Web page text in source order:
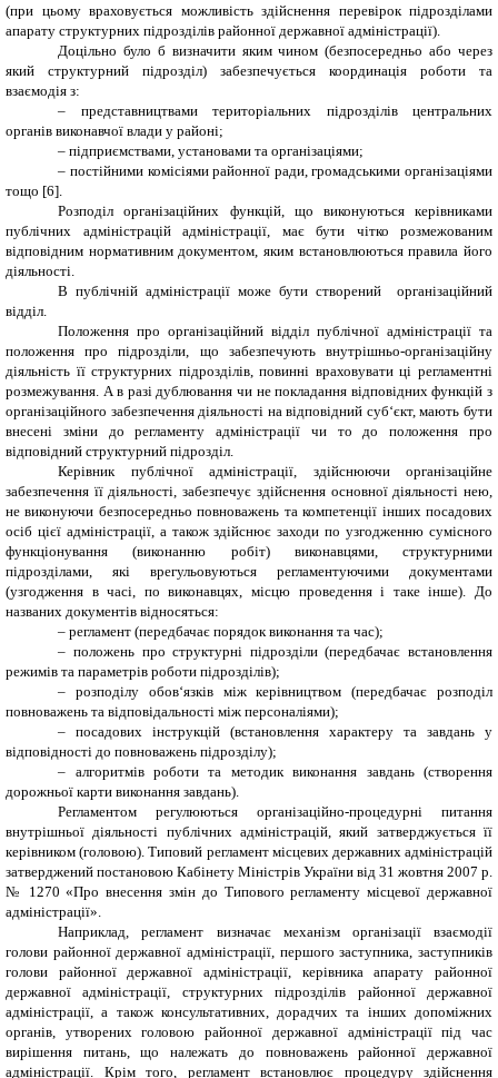
(при цьому враховується можливість здійснення перевірок підрозділами
апарату структурних підрозділів районної державної адміністрації).
Доцільно було б визначити яким чином (безпосередньо або через
який структурний підрозділ) забезпечується координація роботи та
взаємодія з:
– представництвами територіальних підрозділів центральних
органів виконавчої влади у районі;
– підприємствами, установами та організаціями;
– постійними комісіями районної ради, громадськими організаціями
тощо [6].
Розподіл організаційних функцій, що виконуються керівниками
публічних адміністрацій адміністрації, має бути чітко розмежованим
відповідним нормативним документом, яким встановлюються правила його
діяльності.
В публічній адміністрації може бути створений організаційний
відділ.
Положення про організаційний відділ публічної адміністрації та
положення про підрозділи, що забезпечують внутрішньо-організаційну
діяльність її структурних підрозділів, повинні враховувати ці регламентні
розмежування. А в разі дублювання чи не покладання відповідних функцій з
організаційного забезпечення діяльності на відповідний суб‘єкт, мають бути
внесені зміни до регламенту адміністрації чи то до положення про
відповідний структурний підрозділ.
Керівник публічної адміністрації, здійснюючи організаційне
забезпечення її діяльності, забезпечує здійснення основної діяльності нею,
не виконуючи безпосередньо повноважень та компетенції інших посадових
осіб цієї адміністрації, а також здійснює заходи по узгодженню сумісного
функціонування (виконанню робіт) виконавцями, структурними
підрозділами, які врегульовуються регламентуючими документами
(узгодження в часі, по виконавцях, місцю проведення і таке інше). До
названих документів відносяться:
– регламент (передбачає порядок виконання та час);
– положень про структурні підрозділи (передбачає встановлення
режимів та параметрів роботи підрозділів);
– розподілу обов‘язків між керівництвом (передбачає розподіл
повноважень та відповідальності між персоналіями);
– посадових інструкцій (встановлення характеру та завдань у
відповідності до повноважень підрозділу);
– алгоритмів роботи та методик виконання завдань (створення
дорожньої карти виконання завдань).
Регламентом регулюються організаційно-процедурні питання
внутрішньої діяльності публічних адміністрацій, який затверджується її
керівником (головою). Типовий регламент місцевих державних адміністрацій
затверджений постановою Кабінету Міністрів України від 31 жовтня 2007 р.
№ 1270 «Про внесення змін до Типового регламенту місцевої державної
адміністрації».
Наприклад, регламент визначає механізм організації взаємодії
голови районної державної адміністрації, першого заступника, заступників
голови районної державної адміністрації, керівника апарату районної
державної адміністрації, структурних підрозділів районної державної
адміністрації, а також консультативних, дорадчих та інших допоміжних
органів, утворених головою районної державної адміністрації під час
вирішення питань, що належать до повноважень районної державної
адміністрації. Крім того, регламент встановлює процедуру здійснення